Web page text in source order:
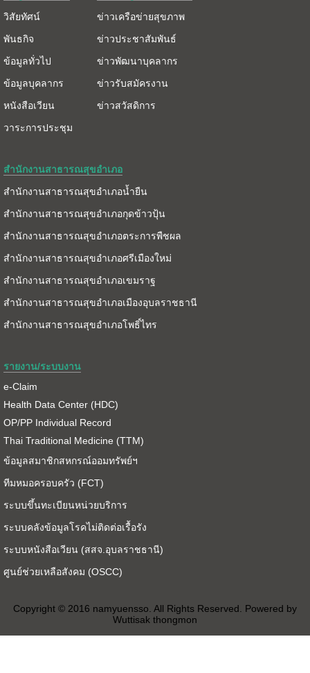
วิสัยทัศน์
พันธกิจ
ข้อมูลทั่วไป
ข้อมูลบุคลากร
หนังสือเวียน
วาระการประชุม
ข่าวเครือข่ายสุขภาพ
ข่าวประชาสัมพันธ์
ข่าวพัฒนาบุคลากร
ข่าวรับสมัครงาน
ข่าวสวัสดิการ
สำนักงานสาธารณสุขอำเภอ
สำนักงานสาธารณสุขอำเภอน้ำยืน
สำนักงานสาธารณสุขอำเภอกุดข้าวปุ้น
สำนักงานสาธารณสุขอำเภอตระการพืชผล
สำนักงานสาธารณสุขอำเภอศรีเมืองใหม่
สำนักงานสาธารณสุขอำเภอเขมราฐ
สำนักงานสาธารณสุขอำเภอเมืองอุบลราชธานี
สำนักงานสาธารณสุขอำเภอโพธิ์ไทร
รายงาน/ระบบงาน
e-Claim
Health Data Center (HDC)
OP/PP Individual Record
Thai Traditional Medicine (TTM)
ข้อมูลสมาชิกสหกรณ์ออมทรัพย์ฯ
ทีมหมอครอบครัว (FCT)
ระบบขึ้นทะเบียนหน่วยบริการ
ระบบคลังข้อมูลโรคไม่ติดต่อเรื้อรัง
ระบบหนังสือเวียน (สสจ.อุบลราชธานี)
ศูนย์ช่วยเหลือสังคม (OSCC)
Copyright © 2016 namyuensso. All Rights Reserved. Powered by
Wuttisak thongmon